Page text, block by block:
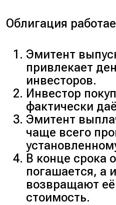
Облигация
Эмитент
привлекает
инвесторов.
Инвестор
фактически
Эмитент
чаще всего
В конце срока
погашается, а
возвращают
стоимость.